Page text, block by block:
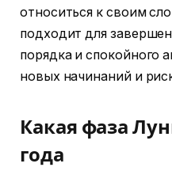
относиться к своим
подходит для
порядка и спокойного
новых начинаний и
Какая фаза
года